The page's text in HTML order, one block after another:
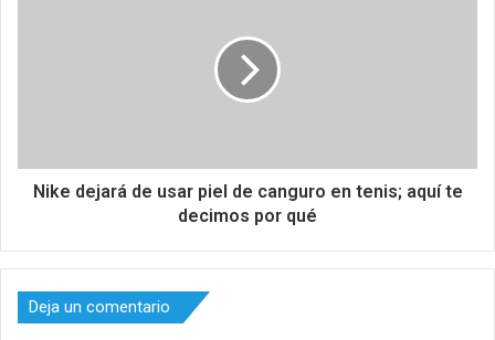
Nike dejará de usar piel de canguro en tenis; aquí te
decimos por qué
Deja un comentario